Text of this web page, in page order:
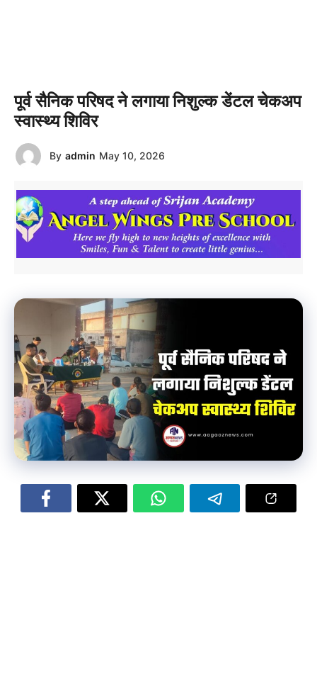
पूर्व सैनिक परिषद ने लगाया निशुल्क डेंटल चेकअप
स्वास्थ्य शिविर
By admin May 10, 2026